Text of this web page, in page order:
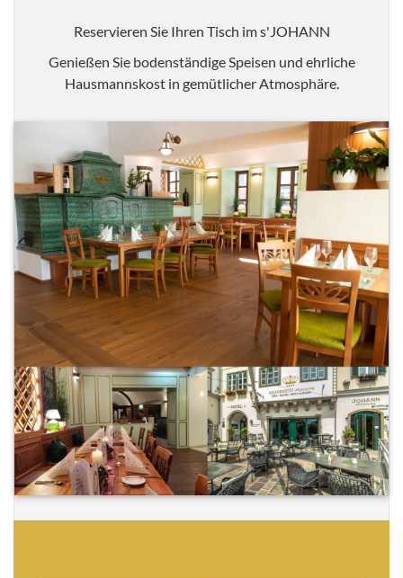
Reservieren Sie Ihren Tisch im s'JOHANN
Genießen Sie bodenständige Speisen und ehrliche
Hausmannskost in gemütlicher Atmosphäre.